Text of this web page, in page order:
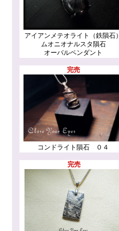
アイアンメテオライト（鉄隕石）
ムオニオナルスタ隕石
オーバルペンダント
完売
コンドライト隕石 ０４
完売